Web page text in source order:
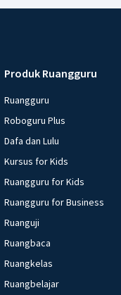
Produk Ruangguru
Ruangguru
Roboguru Plus
Dafa dan Lulu
Kursus for Kids
Ruangguru for Kids
Ruangguru for Business
Ruanguji
Ruangbaca
Ruangkelas
Ruangbelajar